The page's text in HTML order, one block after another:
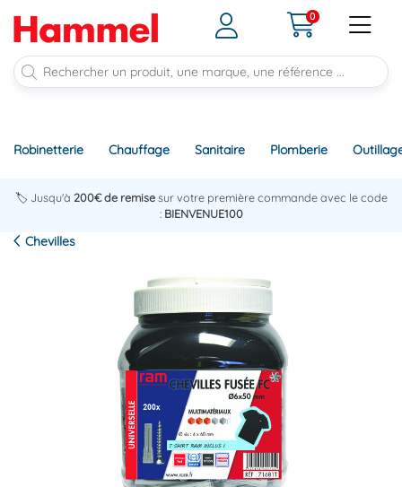
0
Robinetterie Chauffage Sanitaire Plomberie
🏷️ Jusqu'à 200€ de remisesur votre première commande avec le code
: BIENVENUE100
Chevilles